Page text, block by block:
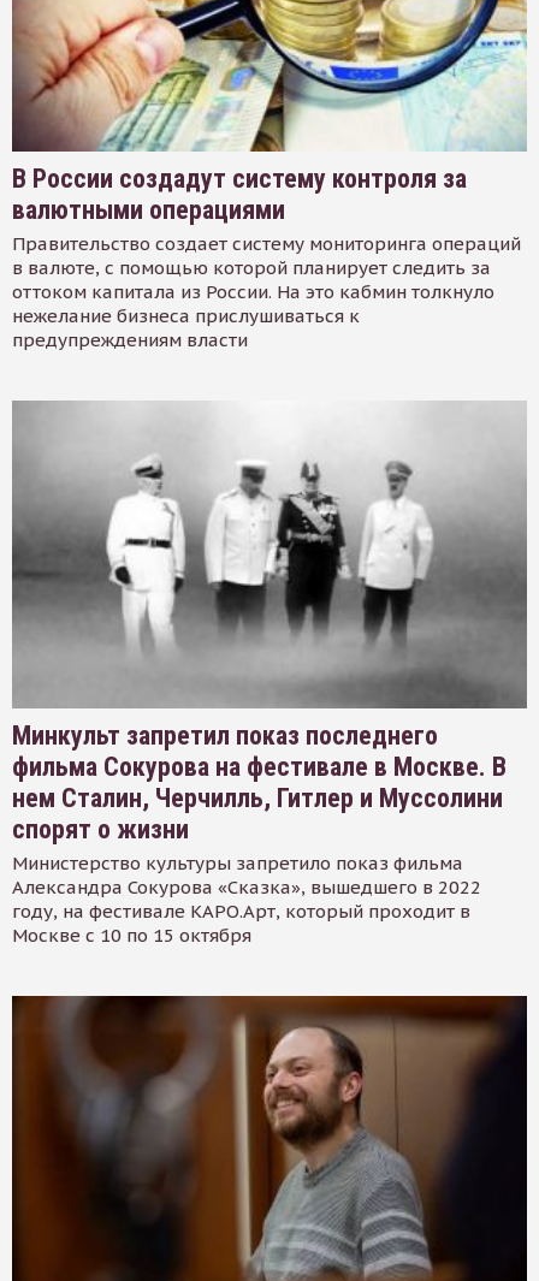
В России создадут систему контроля за
валютными операциями
Правительство создает систему мониторинга операций
в валюте, с помощью которой планирует следить за
оттоком капитала из России. На это кабмин толкнуло
нежелание бизнеса прислушиваться к
предупреждениям власти
Минкульт запретил показ последнего
фильма Сокурова на фестивале в Москве. В
нем Сталин, Черчилль, Гитлер и Муссолини
спорят о жизни
Министерство культуры запретило показ фильма
Александра Сокурова «Сказка», вышедшего в 2022
году, на фестивале КАРО.Арт, который проходит в
Москве с 10 по 15 октября